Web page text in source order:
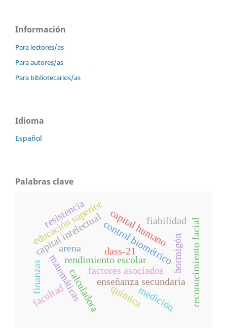
Información
Para lectores/as
Para autores/as
Para bibliotecarios/as
Idioma
Español
Palabras clave
rendimiento escolar
matemáticas enseñanza secundaria
calculadora
capital humano
capital intelectual
educación superior reconocimiento facial
control biométrico
dass-21
fiabilidad
medición
factores asociados hormigón
arena
resistencia
facultad
finanzas
química